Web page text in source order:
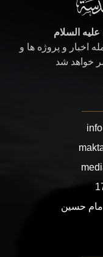
السلام
اخبار و پروژه ها و
خواهد شد
حسین